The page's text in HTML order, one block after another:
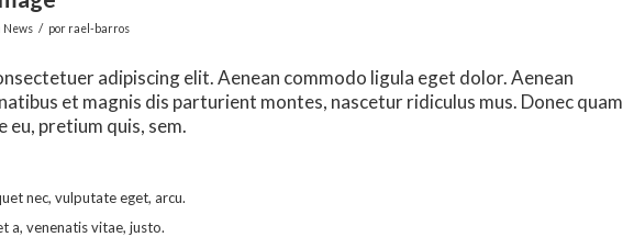
News / por rael-barros
adipiscing elit. Aenean commodo ligula eget dolor. Aenean
et magnis dis parturient montes, nascetur ridiculus mus. Donec quam
eu, pretium quis, sem.
nec, vulputate eget, arcu.
a, venenatis vitae, justo.